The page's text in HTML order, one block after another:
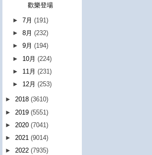
歡樂登場
►7月(191)
►8月(232)
►9月(194)
► 10月(224)
► 11月(231)
► 12月(253)
► 2018 (3610)
► 2019 (5551)
► 2020 (7041)
► 2021 (9014)
► 2022 (7935)